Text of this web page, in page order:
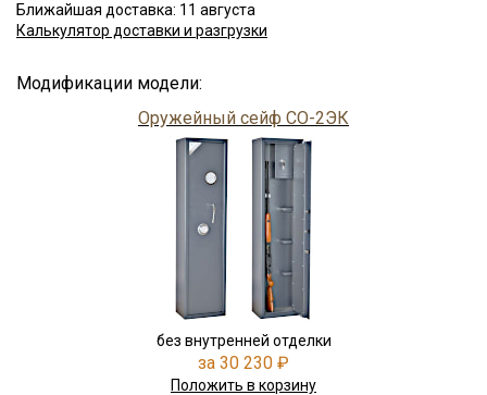
Ближайшая доставка: 11 августа
Калькулятор доставки и разгрузки
Модификации модели:
Оружейный сейф СО-2ЭК
без внутренней отделки
за 30 230 ₽
Положить в корзину